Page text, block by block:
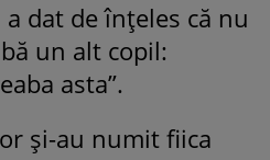
dat de înțeles că nu
un alt copil:
asta”.
și-au numit fiica